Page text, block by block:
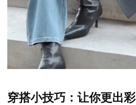
穿搭小技巧：让你更出彩